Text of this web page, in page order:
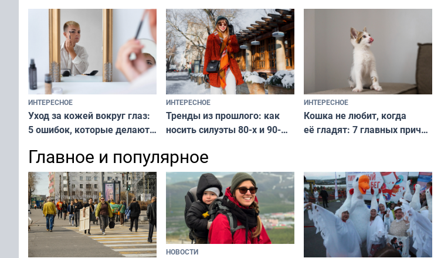
национальные сокровища
и характером
ИНТЕРЕСНОЕ
Уход за кожей вокруг глаз:
5 ошибок, которые делают
и вернуть свежий взгляд
без дорогих средств
ИНТЕРЕСНОЕ
Тренды из прошлого: как
носить силуэты 80-х и 90-
современно и стильно без
переплат
ИНТЕРЕСНОЕ
Кошка не любит, когда
её гладят: 7 главных причин
независимому питомцу
Главное и популярное
НОВОСТИ